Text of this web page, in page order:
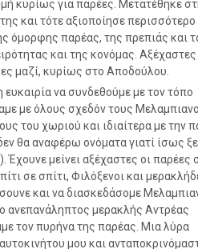
κυρίως για παρέες. Μετατέθηκε
και τότε αξιοποίησε περισσότερο
όμορφης παρέας, της πρεπιάς και
και της κονόμας.
μαζί, κυρίως στο Αποδούλου.
να συνδεθούμε με τον τόπο
με όλους σχεδόν τους
του χωριού και ιδιαίτερα με την
θα αναφέρω ονόματα γιατί ίσως
μείνει αξέχαστες οι παρέες
σε σπίτι, Φιλόξενοι και
και να διασκεδάσομε
μερακλής Αντρέας
τον πυρήνα της παρέας. Μια λύρα
μου και